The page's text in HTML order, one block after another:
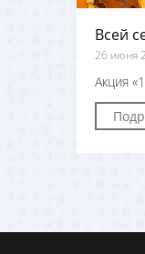
Всей
26 июня
Акция